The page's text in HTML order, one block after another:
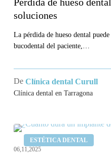
dental:
síntomas,
causas
y
soluciones
La pérdida de hueso dental
bucodental del paciente,…
De Clínica dental Curull
Clínica dental en Tarragona
ESTÉTICA DENTAL
¿Cuánto
dura
06,11,2025